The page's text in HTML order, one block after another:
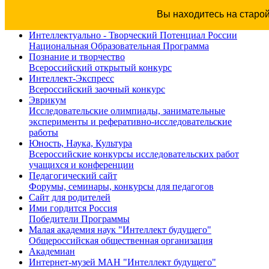
Вы находитесь на
Интеллектуально - Творческий Потенциал России
Национальная Образовательная Программа
Познание и творчество
Всероссийский открытый конкурс
Интеллект-Экспресс
Всероссийский заочный конкурс
Эврикум
Исследовательские олимпиады, занимательные
эксперименты и реферативно-исследовательские
работы
Юность, Наука, Культура
Всероссийские конкурсы исследовательских работ
учащихся и конференции
Педагогический сайт
Форумы, семинары, конкурсы для педагогов
Сайт для родителей
Ими гордится Россия
Победители Программы
Малая академия наук "Интеллект будущего"
Общероссийская общественная организация
Академиан
Интернет-музей МАН "Интеллект будущего"